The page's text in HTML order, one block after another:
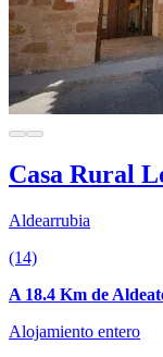
Casa Rural
Aldearrubia
(14)
A 18.4 Km de
Alojamiento entero